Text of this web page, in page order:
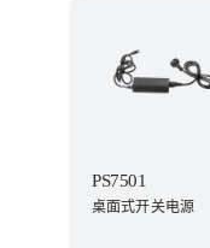
PS7501
桌面式开关电源